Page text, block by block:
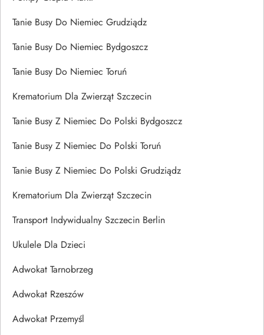
Tanie Busy Do Niemiec Grudziądz
Tanie Busy Do Niemiec Bydgoszcz
Tanie Busy Do Niemiec Toruń
Krematorium Dla Zwierząt Szczecin
Tanie Busy Z Niemiec Do Polski Bydgoszcz
Tanie Busy Z Niemiec Do Polski Toruń
Tanie Busy Z Niemiec Do Polski Grudziądz
Krematorium Dla Zwierząt Szczecin
Transport Indywidualny Szczecin Berlin
Ukulele Dla Dzieci
Adwokat Tarnobrzeg
Adwokat Rzeszów
Adwokat Przemyśl